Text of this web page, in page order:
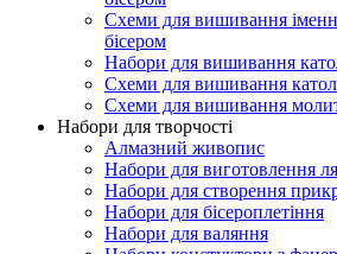
Схеми для вишивання
бісером
Набори для вишивання
Схеми для вишивання
Схеми для вишивання
Набори для творчості
Алмазний живопис
Набори для виготовлення
Набори для створення
Набори для бісероплетіння
Набори для валяння